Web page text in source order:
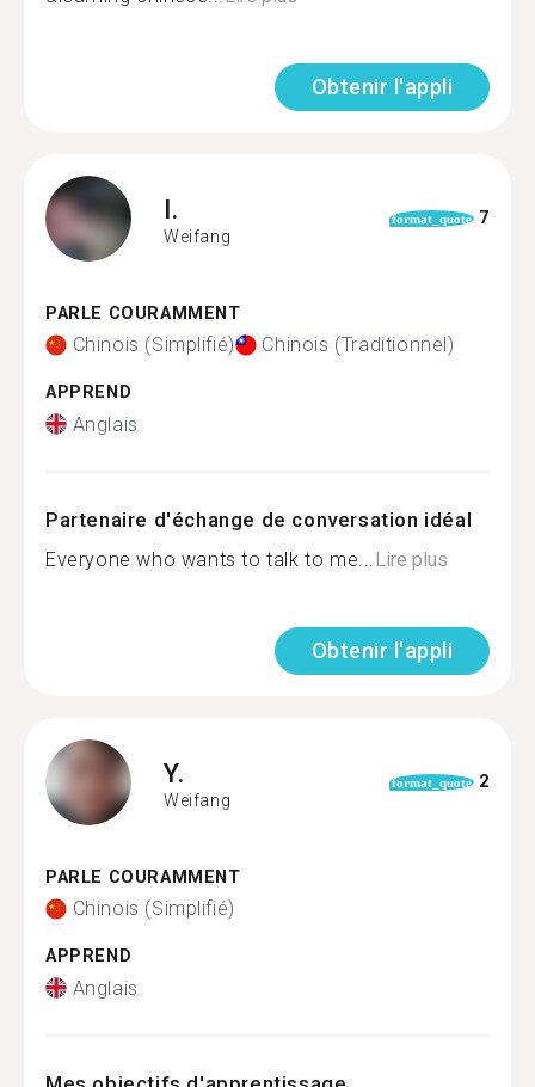
Obtenir l'appli
I.
Weifang
format_quote 7
PARLE COURAMMENT
Chinois (Simplifié) Chinois (Traditionnel)
APPREND
Anglais
Partenaire d'échange de conversation idéal
Everyone who wants to talk to me... Lire plus
Obtenir l'appli
Y.
Weifang
format_quote 2
PARLE COURAMMENT
Chinois (Simplifié)
APPREND
Anglais